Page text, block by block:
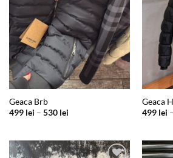
Geaca Brb
499 lei – 530 leiInterval
până
la
Geaca
499 lei –